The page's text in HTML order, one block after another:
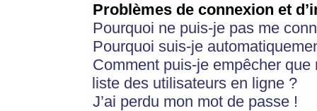
Problèmes de connexion et
Pourquoi ne puis-je pas me
Pourquoi suis-je
Comment puis-je empêcher
liste des utilisateurs en ligne ?
J’ai perdu mon mot de passe !